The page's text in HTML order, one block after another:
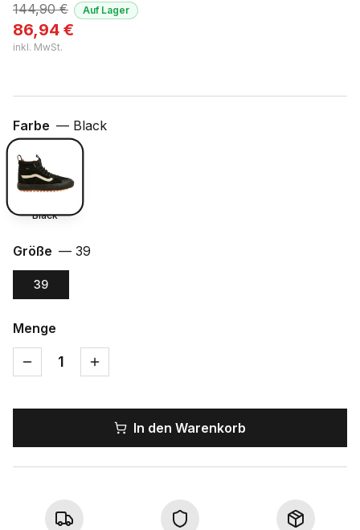
144,90€
86,94 €
inkl. MwSt.
Auf Lager
Farbe — Black
Black
Größe — 39
39
Menge
1
In den Warenkorb